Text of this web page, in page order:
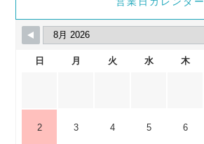
日 月 火 水 木
2 3 4 5 6